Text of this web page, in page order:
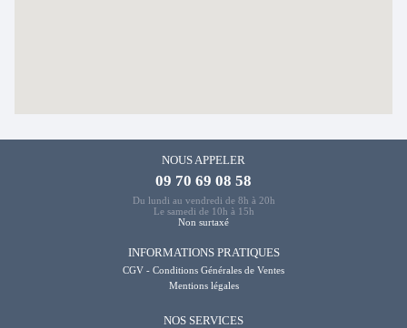
NOUS APPELER
09 70 69 08 58
Du lundi au vendredi de 8h à 20h
Le samedi de 10h à 15h
Non surtaxé
INFORMATIONS PRATIQUES
CGV - Conditions Générales de Ventes
Mentions légales
NOS SERVICES